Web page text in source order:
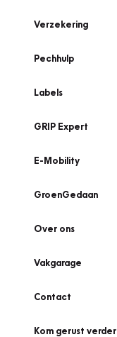
Verzekering
Pechhulp
Labels
GRIP Expert
E-Mobility
GroenGedaan
Over ons
Vakgarage
Contact
Kom gerust verder